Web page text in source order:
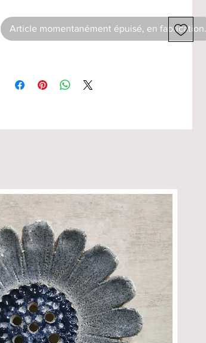
Capacité : 250g de farine.
Entièrement fait main dans notre atelier
différentes types de pâtes comme les
non à l'huile ou autre spray de matière
grasse. Une fois le moule utilisé lavez-
le à la main et laissez le bien sécher,
dans un endroit sec avant de le ranger.
Recommandation : ne jamais laver ce
moule au lave-vaisselle, vous aurez
beaucoup de diffcultés à démouler vos
gâteaux par la suite.
Article momentanément épuisé, en fabrication.